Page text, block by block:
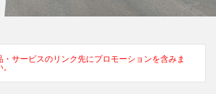
サービスのリンク先にプロモーションを含みま